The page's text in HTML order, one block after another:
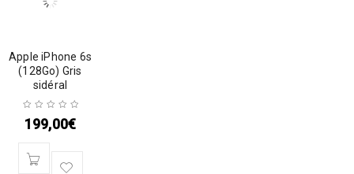
Apple iPhone 6s
(128Go) Gris
sidéral
199,00€